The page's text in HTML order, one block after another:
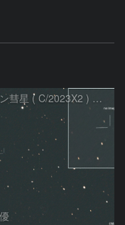
レモン彗星 ( C/2023X2 ) の予報位置：2026/05/29